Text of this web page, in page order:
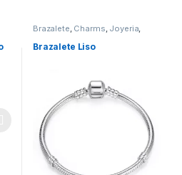
variantes. Las opciones se
Brazalete, Charms, Joyeria,
Brazalete Liso